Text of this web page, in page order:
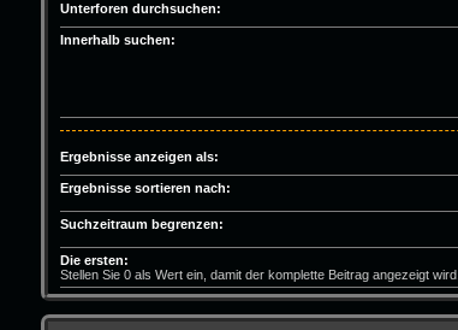
Unterforen durchsuchen:
Innerhalb suchen:
Ergebnisse anzeigen als:
Ergebnisse sortieren nach:
Suchzeitraum begrenzen:
Die ersten:
Stellen Sie 0 als Wert ein, damit der komplette Beitrag angezeigt wird.